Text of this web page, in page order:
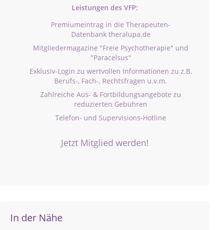
Leistungen des VFP:
Premiumeintrag in die Therapeuten-
Datenbank theralupa.de
Mitgliedermagazine "Freie Psychotherapie" und
"Paracelsus"
Exklusiv-Login zu wertvollen Informationen zu z.B.
Berufs-, Fach-, Rechtsfragen u.v.m.
Zahlreiche Aus- & Fortbildungsangebote zu
reduzierten Gebühren
Telefon- und Supervisions-Hotline
Jetzt Mitglied werden!
In der Nähe